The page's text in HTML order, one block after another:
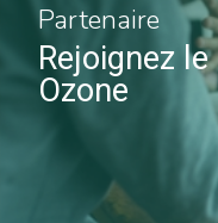
Partenaire
Rejoignez
Ozone